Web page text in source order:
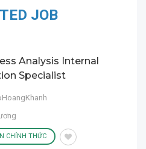
JOB
Analysis Internal
Specialist
CHÍNH THỨC